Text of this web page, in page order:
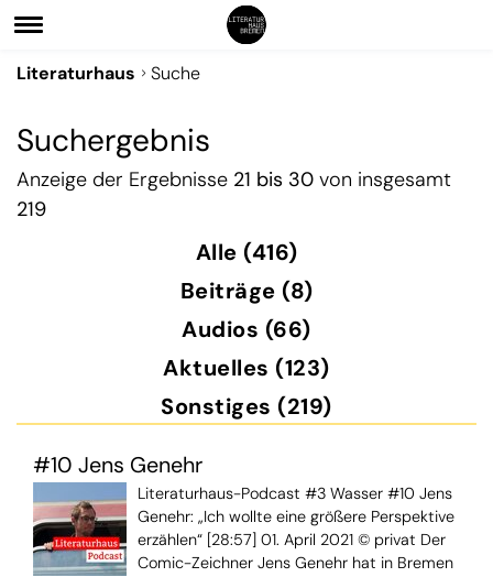
Literaturhaus Suche
Suchergebnis
Anzeige der Ergebnisse 21 bis 30 von insgesamt
219
Alle (416)
Beiträge (8)
Audios (66)
Aktuelles (123)
Sonstiges (219)
#10 Jens Genehr
Literaturhaus-Podcast #3 Wasser #10 Jens
Genehr: „Ich wollte eine größere Perspektive
erzählen“ [28:57] 01. April 2021 © privat Der
Comic-Zeichner Jens Genehr hat in Bremen